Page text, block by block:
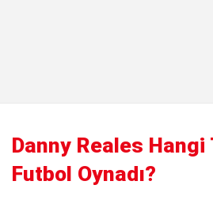
Danny Reales Hangi
Futbol Oynadı?